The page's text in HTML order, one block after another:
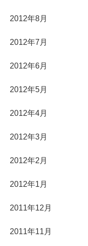
2012年8月
2012年7月
2012年6月
2012年5月
2012年4月
2012年3月
2012年2月
2012年1月
2011年12月
2011年11月